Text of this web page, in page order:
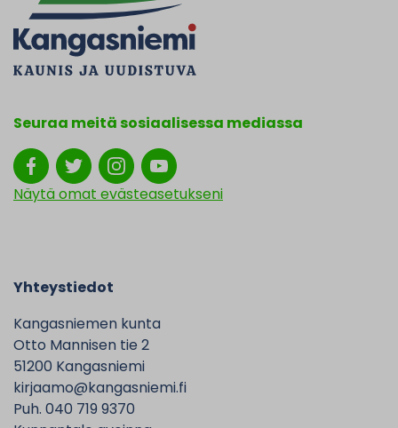
Seuraa meitä sosiaalisessa mediassa
Näytä omat evästeasetukseni
Yhteystiedot
Kangasniemen kunta
Otto Mannisen tie 2
51200 Kangasniemi
kirjaamo@kangasniemi.fi
Puh. 040 719 9370